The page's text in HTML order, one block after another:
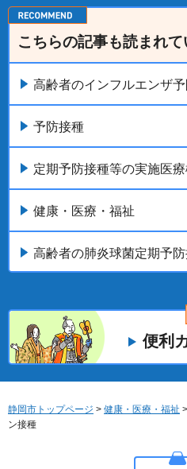
こちらの記事も読まれて
高齢者のインフルエンザ
予防接種
定期予防接種等の実施医
健康・医療・福祉
高齢者の肺炎球菌定期予
便利
静岡市トップページ > 健康・医療・福祉 >
ン接種